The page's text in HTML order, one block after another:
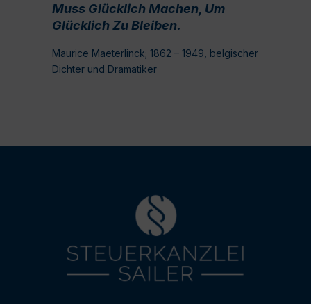
Muss Glücklich Machen, Um
Glücklich Zu Bleiben.
Maurice Maeterlinck; 1862 – 1949, belgischer
Dichter und Dramatiker